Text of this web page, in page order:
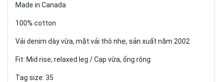
Made in Canada
100% cotton
Vải denim dày vừa, mặt vải thô nhẹ, sản xuất năm 2002
Fit: Mid rise, relaxed leg / Cạp vừa, ống rộng
Tag size: 35